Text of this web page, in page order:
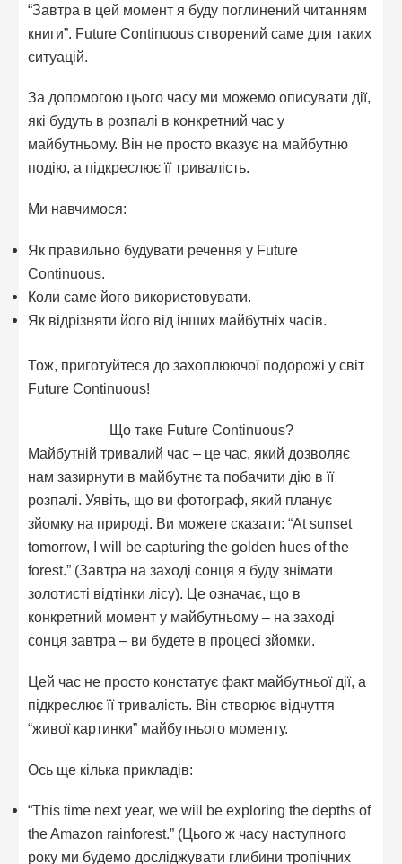
“Завтра в цей момент я буду поглинений читанням
книги”. Future Continuous створений саме для таких
ситуацій.
За допомогою цього часу ми можемо описувати дії,
які будуть в розпалі в конкретний час у
майбутньому. Він не просто вказує на майбутню
подію, а підкреслює її тривалість.
Ми навчимося:
Як правильно будувати речення у Future
Continuous.
Коли саме його використовувати.
Як відрізняти його від інших майбутніх часів.
Тож, приготуйтеся до захоплюючої подорожі у світ
Future Continuous!
Що таке Future Continuous?
Майбутній тривалий час – це час, який дозволяє
нам зазирнути в майбутнє та побачити дію в її
розпалі. Уявіть, що ви фотограф, який планує
зйомку на природі. Ви можете сказати: “At sunset
tomorrow, I will be capturing the golden hues of the
forest.” (Завтра на заході сонця я буду знімати
золотисті відтінки лісу). Це означає, що в
конкретний момент у майбутньому – на заході
сонця завтра – ви будете в процесі зйомки.
Цей час не просто констатує факт майбутньої дії, а
підкреслює її тривалість. Він створює відчуття
“живої картинки” майбутнього моменту.
Ось ще кілька прикладів:
“This time next year, we will be exploring the depths of
the Amazon rainforest.” (Цього ж часу наступного
року ми будемо досліджувати глибини тропічних